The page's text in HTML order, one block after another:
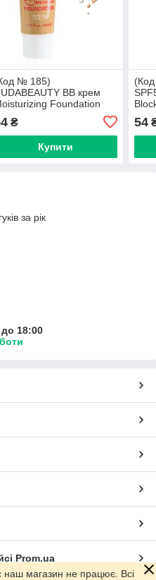
№ 185)
BB крем
Foundation
₴
Купити
54
за рік
18:00
Prom.ua
наш магазин не працює. Всі